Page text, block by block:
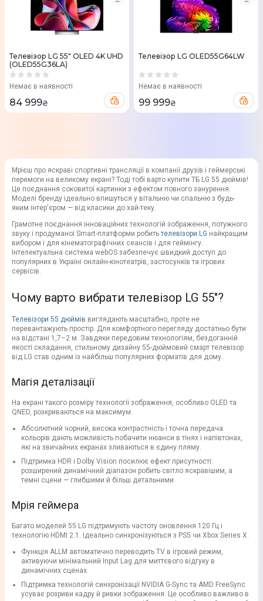
Телевізор LG 55" OLED 4K UHD
(OLED55G36LA)
Немає в наявності
84 999₴
Телевізор LG OLED55G64LW
Немає в наявності
99 999₴
Мрієш про яскраві спортивні трансляції в компанії друзів і геймерські
перемоги на великому екрані? Тоді тобі варто купити ТБ LG 55 дюймів!
Це поєднання соковитої картинки з ефектом повного занурення.
Моделі бренду ідеально впишуться у вітальню чи спальню з будь-
яким інтер'єром — від класики до хай-теку.
Грамотне поєднання інноваційних технологій зображення, потужного
звуку і продуманої Smart-платформи робитьтелевізори LG найкращим
вибором і для кінематографічних сеансів і для геймінгу.
Інтелектуальна система webOS забезпечує швидкий доступ до
популярних в Україні онлайн-кінотеатрів, застосунків та ігрових
сервісів.
Чому варто вибрати телевізор LG 55"?
Телевізори 55 дюймів виглядають масштабно, проте не
перевантажують простір. Для комфортного перегляду достатньо бути
на відстані 1,7–2 м. Завдяки передовим технологіям, бездоганній
якості складання, стильному дизайну 55-дюймовий смарт телевізор
від LG став одним із найбільш популярних форматів для дому.
Магія деталізації
На екрані такого розміру технології зображення, особливо OLED та
QNED, розкриваються на максимум.
Абсолютний чорний, висока контрастність і точна передача
кольорів дають можливість побачити нюанси в тінях і напівтонах,
які на звичайних екранах зливаються в єдину пляму.
Підтримка HDR і Dolby Vision посилює ефект присутності:
розширений динамічний діапазон робить світло яскравішим, а
темні сцени — глибшими й більш детальними.
Мрія геймера
Багато моделей 55 LG підтримують частоту оновлення 120 Гц і
технологію HDMI 2.1. Ідеально синхронізуються з PS5 чи Xbox Series X.
Функція ALLM автоматично переводить TV в ігровий режим,
активуючи мінімальний Input Lag для миттєвого відгуку в
динамічних сценах.
Підтримка технологій синхронізації NVIDIA G-Sync та AMD FreeSync
усуває розриви кадру й ривки зображення. Це особливо важливо в